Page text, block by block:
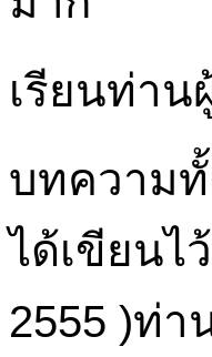
เรียนท่าน
บทความทั้
ได้เขียนไ
2555 )ท่